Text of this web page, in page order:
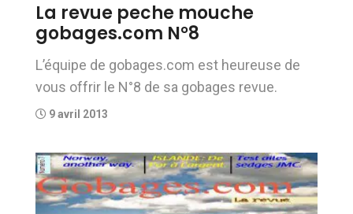
La revue peche mouche
gobages.com N°8
L’équipe de gobages.com est heureuse de
vous offrir le N°8 de sa gobages revue.
9 avril 2013